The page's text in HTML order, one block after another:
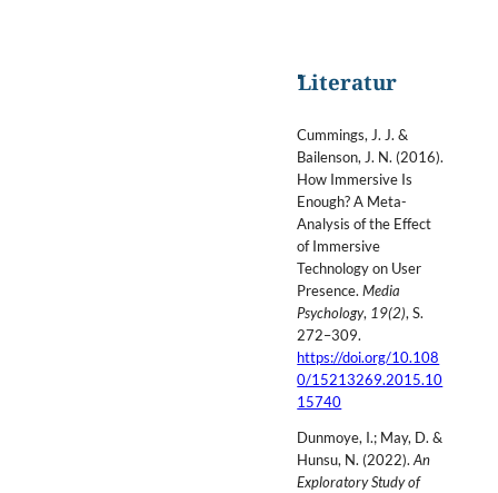
Literatur
Cummings, J. J. &
Bailenson, J. N. (2016).
How Immersive Is
Enough? A Meta-
Analysis of the Effect
of Immersive
Technology on User
Presence.Media
Psychology, 19(2), S.
272–309.
https://doi.org/10.108
0/15213269.2015.10
15740
Dunmoye, I.; May, D. &
Hunsu, N. (2022).An
Exploratory Study of